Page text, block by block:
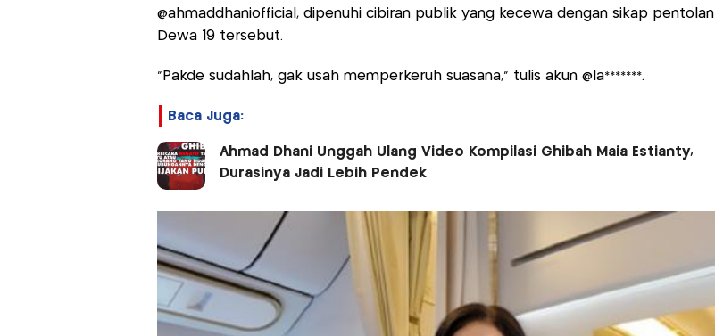
@ahmaddhaniofficial, dipenuhi cibiran publik yang kecewa dengan sikap pentolan
Dewa 19 tersebut.
“Pakde sudahlah, gak usah memperkeruh suasana,” tulis akun @la*******.
Baca Juga:
Ahmad Dhani Unggah Ulang Video Kompilasi Ghibah Maia Estianty,
Durasinya Jadi Lebih Pendek